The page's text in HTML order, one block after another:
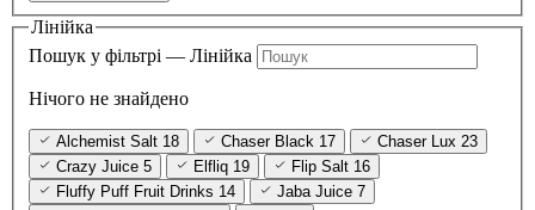
Лінійка
Пошук у фільтрі — Лінійка
Нічого не знайдено
Alchemist Salt 18 Chaser Black 17 Chaser Lux 23
Crazy Juice 5 Elfliq 19 Flip Salt 16
Fluffy Puff Fruit Drinks 14 Jaba Juice 7